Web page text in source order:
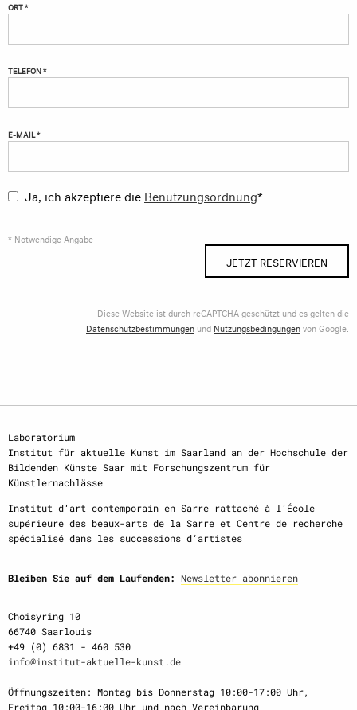
ORT *
TELEFON *
E-MAIL *
Ja, ich akzeptiere die Benutzungsordnung*
* Notwendige Angabe
JETZT RESERVIEREN
Diese Website ist durch reCAPTCHA geschützt und es gelten die
Datenschutzbestimmungen und Nutzungsbedingungenvon Google.
Laboratorium
Institut für aktuelle Kunst im Saarland an der Hochschule der
Bildenden Künste Saar mit Forschungszentrum für
Künstlernachlässe
Institut d‘art contemporain en Sarre rattaché à l‘École
supérieure des beaux-arts de la Sarre et Centre de recherche
spécialisé dans les successions d‘artistes
Bleiben Sie auf dem Laufenden: Newsletter abonnieren
Choisyring 10
66740 Saarlouis
+49 (0) 6831 - 460 530
info@institut-aktuelle-kunst.de
Öffnungszeiten: Montag bis Donnerstag 10:00-17:00 Uhr,
Freitag 10:00-16:00 Uhr und nach Vereinbarung